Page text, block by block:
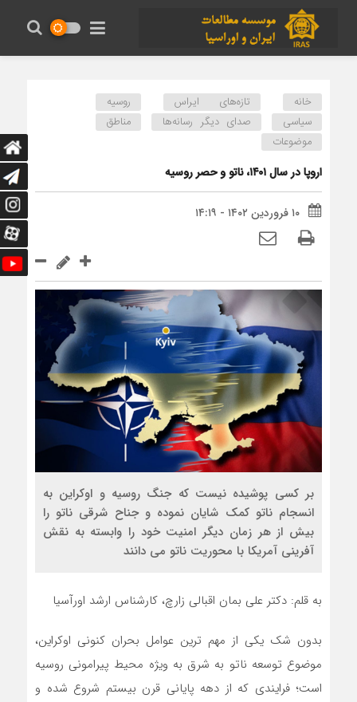
خانه تازه‌های ایراس
روسیه
سیاسی
صدای دیگر رسانه‌ها
مناطق
موضوعات
اروپا در سال ۱۴۰۱، ناتو و حصر روسیه
۱۰ فروردین ۱۴۰۲ - ۱۴:۱۹
بر کسی پوشیده نیست که جنگ روسیه و اوکراین به
انسجام ناتو کمک شایان نموده و جناح شرقی ناتو را
بیش از هر زمان دیگر امنیت خود را وابسته به نقش
آفرینی آمریکا با محوریت ناتو می دانند
به قلم: دکتر علی بمان اقبالی زارچ، کارشناس ارشد اورآسیا
بدون شک یکی از مهم ترین عوامل بحران کنونی اوکراین،
موضوع توسعه ناتو به شرق به ویژه محیط پیرامونی روسیه
است؛ فرایندی که از دهه پایانی قرن بیستم شروع شده و